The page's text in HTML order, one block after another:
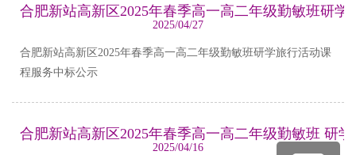
合肥新站高新区2025年春季高一高二年级勤敏班研
2025/04/27
合肥新站高新区2025年春季高一高二年级勤敏班研学旅行活动课
程服务中标公示
合肥新站高新区2025年春季高一高二年级勤敏班 研
2025/04/16